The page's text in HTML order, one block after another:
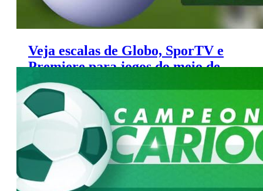
Veja escalas de Globo, SporTV e
Premiere para jogos do meio de
semana